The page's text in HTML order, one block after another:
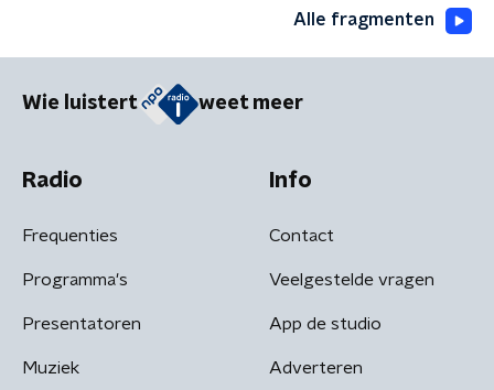
Alle fragmenten
Wie luistert weet meer
Radio
Frequenties
Programma's
Presentatoren
Muziek
Info
Contact
Veelgestelde vragen
App de studio
Adverteren